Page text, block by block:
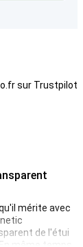
sur Trustpilot
mérite avec
de l'étui